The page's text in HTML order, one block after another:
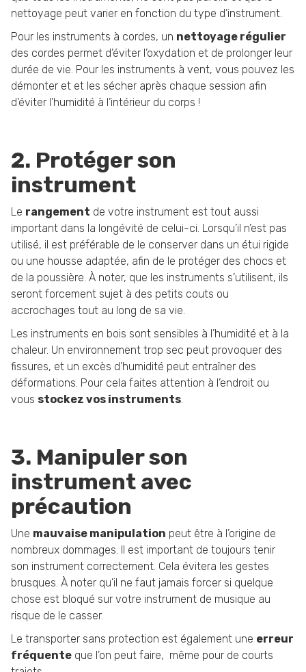
nettoyage peut varier en fonction du type d’instrument.
Pour les instruments à cordes, un nettoyage régulier
des cordes permet d’éviter l’oxydation et de prolonger leur
durée de vie. Pour les instruments à vent, vous pouvez les
démonter et et les sécher après chaque session afin
d’éviter l’humidité à l’intérieur du corps !
2. Protéger son
instrument
Le rangement de votre instrument est tout aussi
important dans la longévité de celui-ci. Lorsqu’il n’est pas
utilisé, il est préférable de le conserver dans un étui rigide
ou une housse adaptée, afin de le protéger des chocs et
de la poussière. À noter, que les instruments s’utilisent, ils
seront forcement sujet à des petits couts ou
accrochages tout au long de sa vie.
Les instruments en bois sont sensibles à l’humidité et à la
chaleur. Un environnement trop sec peut provoquer des
fissures, et un excès d’humidité peut entraîner des
déformations. Pour cela faites attention à l’endroit ou
vous stockez vos instruments.
3. Manipuler son
instrument avec
précaution
Une mauvaise manipulation peut être à l’origine de
nombreux dommages. Il est important de toujours tenir
son instrument correctement. Cela évitera les gestes
brusques. À noter qu’il ne faut jamais forcer si quelque
chose est bloqué sur votre instrument de musique au
risque de le casser.
Le transporter sans protection est également une erreur
fréquente que l’on peut faire, même pour de courts